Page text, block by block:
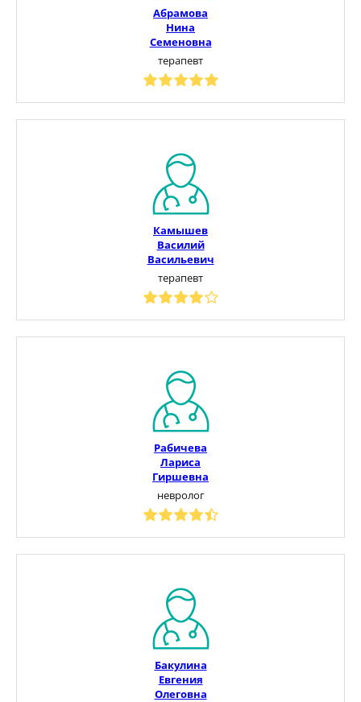
Абрамова
Нина
Семеновна
терапевт
Камышев
Василий
Васильевич
терапевт
Рабичева
Лариса
Гиршевна
невролог
Бакулина
Евгения
Олеговна